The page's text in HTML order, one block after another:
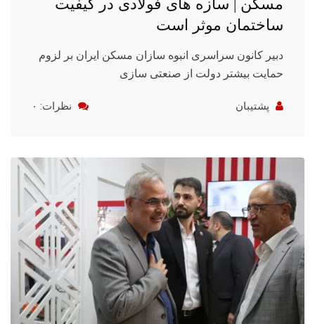
مسکن | سازه های فولادی در کیفیت
ساختمان موثر است
دبیر کانون سراسری انبوه سازان مسکن ایران بر لزوم
حمایت بیشتر دولت از صنعتی سازی
پشتیبان نظرات: ۰